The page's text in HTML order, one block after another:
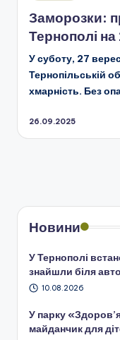
Заморозки:
Тернополі
У суботу, 27
Тернопільській
хмарність. Без
26.09.2025
записів
Новини
У Тернополі
знайшли біля
10.08.2026
У парку
майданчик для